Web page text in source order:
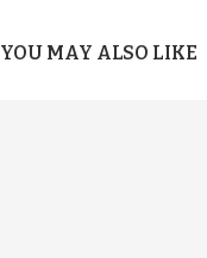
YOU MAY ALSO LIKE